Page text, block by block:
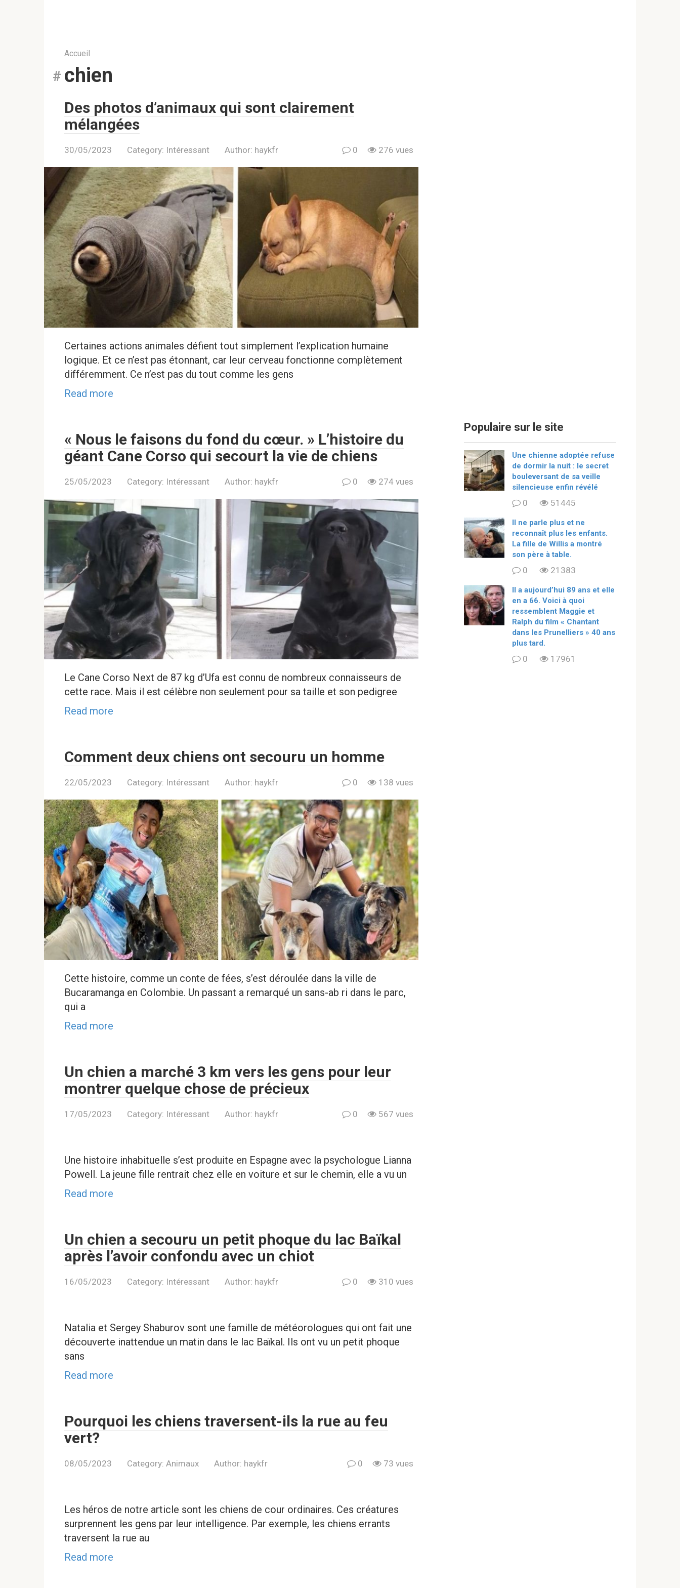
Accueil
chien
Des photos d’animaux qui sont clairement
mélangées
30/05/2023 Category: Intéressant Author: haykfr 0 276 vues
Certaines actions animales défient tout simplement l’explication humaine
logique. Et ce n’est pas étonnant, car leur cerveau fonctionne complètement
différemment. Ce n’est pas du tout comme les gens
Read more
« Nous le faisons du fond du cœur. » L’histoire du
géant Cane Corso qui secourt la vie de chiens
25/05/2023 Category: Intéressant Author: haykfr 0 274 vues
Le Cane Corso Next de 87 kg d’Ufa est connu de nombreux connaisseurs de
cette race. Mais il est célèbre non seulement pour sa taille et son pedigree
Read more
Comment deux chiens ont secouru un homme
22/05/2023 Category: Intéressant Author: haykfr 0 138 vues
Cette histoire, comme un conte de fées, s’est déroulée dans la ville de
Bucaramanga en Colombie. Un passant a remarqué un sans-ab ri dans le parc,
qui a
Read more
Un chien a marché 3 km vers les gens pour leur
montrer quelque chose de précieux
17/05/2023 Category: Intéressant Author: haykfr 0 567 vues
Une histoire inhabituelle s’est produite en Espagne avec la psychologue Lianna
Powell. La jeune fille rentrait chez elle en voiture et sur le chemin, elle a vu un
Read more
Un chien a secouru un petit phoque du lac Baïkal
après l’avoir confondu avec un chiot
16/05/2023 Category: Intéressant Author: haykfr 0 310 vues
Natalia et Sergey Shaburov sont une famille de météorologues qui ont fait une
découverte inattendue un matin dans le lac Baïkal. Ils ont vu un petit phoque
sans
Read more
Pourquoi les chiens traversent-ils la rue au feu
vert?
08/05/2023 Category: Animaux Author: haykfr 0 73 vues
Les héros de notre article sont les chiens de cour ordinaires. Ces créatures
surprennent les gens par leur intelligence. Par exemple, les chiens errants
traversent la rue au
Read more
Populaire sur le site
Une chienne adoptée refuse
de dormir la nuit : le secret
bouleversant de sa veille
silencieuse enfin révélé
0 51445
Il ne parle plus et ne
reconnaît plus les enfants.
La fille de Willis a montré
son père à table.
0 21383
ll a aujourd’hui 89 ans et elle
en a 66. Voici à quoi
ressemblent Maggie et
Ralph du film « Chantant
dans les Prunelliers » 40 ans
plus tard.
0 17961